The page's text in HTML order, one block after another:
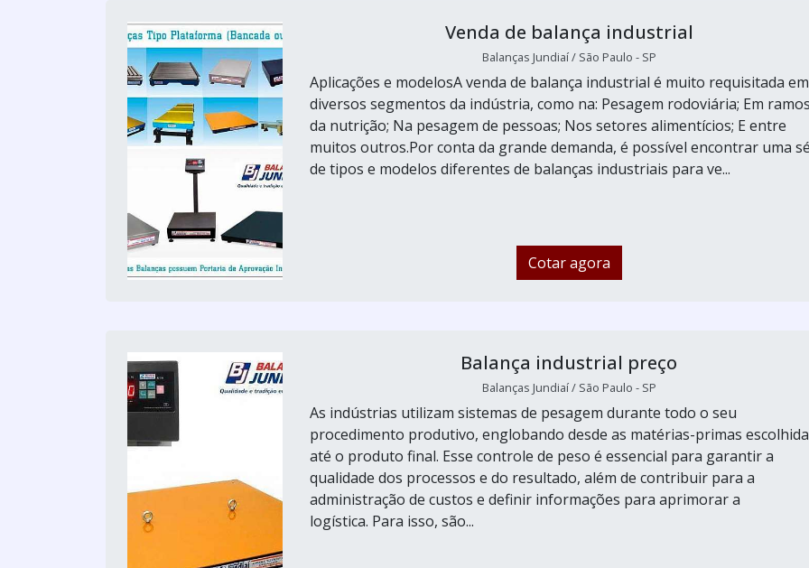
Venda de balança industrial
Balanças Jundiaí / São Paulo - SP
Aplicações e modelosA venda de balança industrial é muito requisitada em
diversos segmentos da indústria, como na: Pesagem rodoviária; Em ramos
da nutrição; Na pesagem de pessoas; Nos setores alimentícios; E entre
muitos outros.Por conta da grande demanda, é possível encontrar uma
de tipos e modelos diferentes de balanças industriais para ve...
Cotar agora
Balança industrial preço
Balanças Jundiaí / São Paulo - SP
As indústrias utilizam sistemas de pesagem durante todo o seu
procedimento produtivo, englobando desde as matérias-primas
até o produto final. Esse controle de peso é essencial para garantir a
qualidade dos processos e do resultado, além de contribuir para a
administração de custos e definir informações para aprimorar a
logística. Para isso, são...